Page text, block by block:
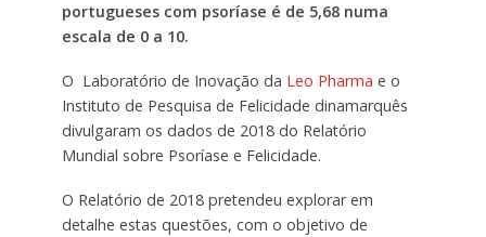
portugueses com psoríase é de 5,68 numa
escala de 0 a 10.
O Laboratório de Inovação da Leo Pharma e o
Instituto de Pesquisa de Felicidade dinamarquês
divulgaram os dados de 2018 do Relatório
Mundial sobre Psoríase e Felicidade.
O Relatório de 2018 pretendeu explorar em
detalhe estas questões, com o objetivo de